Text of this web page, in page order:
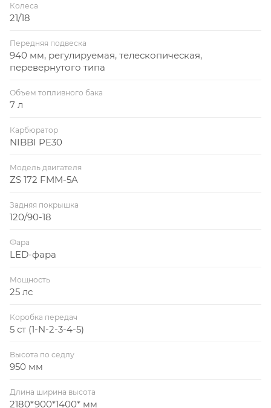
Колеса
21/18
Передняя подвеска
940 мм, регулируемая, телескопическая,
перевернутого типа
Объем топливного бака
7 л
Карбюратор
NIBBI PE30
Модель двигателя
ZS 172 FMM-5A
Задняя покрышка
120/90-18
Фара
LED-фара
Мощность
25 лс
Коробка передач
5 ст (1-N-2-3-4-5)
Высота по седлу
950 мм
Длина ширина высота
2180*900*1400* мм